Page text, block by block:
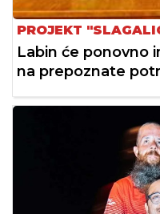
PROJEKT
Labin će ponovno
na prepoznate